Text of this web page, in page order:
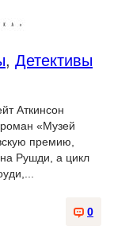
, Детективы
Аткинсон
«Музей
премию,
Рушди, а цикл
0